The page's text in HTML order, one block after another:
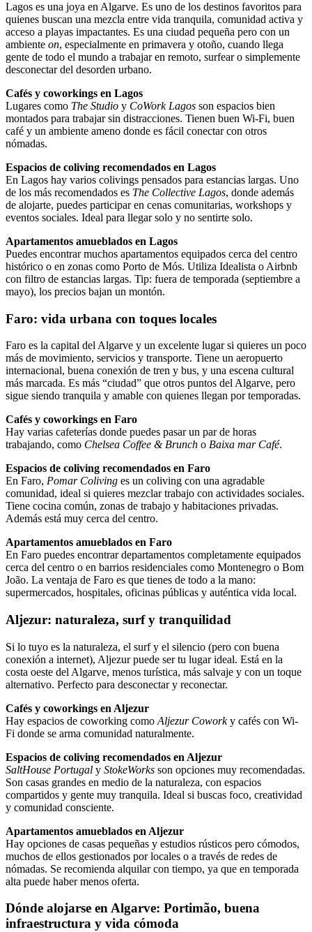
Lagos es una joya en Algarve. Es uno de los destinos favoritos para
quienes buscan una mezcla entre vida tranquila, comunidad activa y
acceso a playas impactantes. Es una ciudad pequeña pero con un
ambiente on, especialmente en primavera y otoño, cuando llega
gente de todo el mundo a trabajar en remoto, surfear o simplemente
desconectar del desorden urbano.
Cafés y coworkings en Lagos
Lugares como The Studio y CoWork Lagos son espacios bien
montados para trabajar sin distracciones. Tienen buen Wi-Fi, buen
café y un ambiente ameno donde es fácil conectar con otros
nómadas.
Espacios de coliving recomendados en Lagos
En Lagos hay varios colivings pensados para estancias largas. Uno
de los más recomendados es The Collective Lagos, donde además
de alojarte, puedes participar en cenas comunitarias, workshops y
eventos sociales. Ideal para llegar solo y no sentirte solo.
Apartamentos amueblados en Lagos
Puedes encontrar muchos apartamentos equipados cerca del centro
histórico o en zonas como Porto de Mós. Utiliza Idealista o Airbnb
con filtro de estancias largas. Tip: fuera de temporada (septiembre a
mayo), los precios bajan un montón.
Faro: vida urbana con toques locales
Faro es la capital del Algarve y un excelente lugar si quieres un poco
más de movimiento, servicios y transporte. Tiene un aeropuerto
internacional, buena conexión de tren y bus, y una escena cultural
más marcada. Es más “ciudad” que otros puntos del Algarve, pero
sigue siendo tranquila y amable con quienes llegan por temporadas.
Cafés y coworkings en Faro
Hay varias cafeterías donde puedes pasar un par de horas
trabajando, como Chelsea Coffee & Brunch o Baixa mar Café.
Espacios de coliving recomendados en Faro
En Faro, Pomar Coliving es un coliving con una agradable
comunidad, ideal si quieres mezclar trabajo con actividades sociales.
Tiene cocina común, zonas de trabajo y habitaciones privadas.
Además está muy cerca del centro.
Apartamentos amueblados en Faro
En Faro puedes encontrar departamentos completamente equipados
cerca del centro o en barrios residenciales como Montenegro o Bom
João. La ventaja de Faro es que tienes de todo a la mano:
supermercados, hospitales, oficinas públicas y auténtica vida local.
Aljezur: naturaleza, surf y tranquilidad
Si lo tuyo es la naturaleza, el surf y el silencio (pero con buena
conexión a internet), Aljezur puede ser tu lugar ideal. Está en la
costa oeste del Algarve, menos turística, más salvaje y con un toque
alternativo. Perfecto para desconectar y reconectar.
Cafés y coworkings en Aljezur
Hay espacios de coworking como Aljezur Coworky cafés con Wi-
Fi donde se arma comunidad naturalmente.
Espacios de coliving recomendados en Aljezur
SaltHouse Portugal y StokeWorks son opciones muy recomendadas.
Son casas grandes en medio de la naturaleza, con espacios
compartidos y gente muy tranquila. Ideal si buscas foco, creatividad
y comunidad consciente.
Apartamentos amueblados en Aljezur
Hay opciones de casas pequeñas y estudios rústicos pero cómodos,
muchos de ellos gestionados por locales o a través de redes de
nómadas. Se recomienda alquilar con tiempo, ya que en temporada
alta puede haber menos oferta.
Dónde alojarse en Algarve: Portimão, buena
infraestructura y vida cómoda